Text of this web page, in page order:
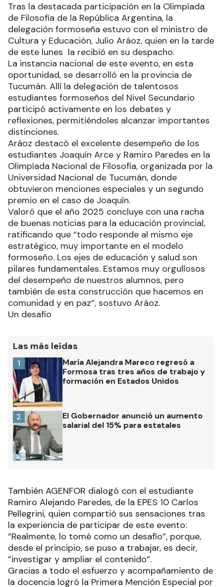
Tras la destacada participación en la Olimpíada
de Filosofía de la República Argentina, la
delegación formoseña estuvo con el ministro de
Cultura y Educación, Julio Aráoz, quien en la tarde
de este lunes la recibió en su despacho.
La instancia nacional de este evento, en esta
oportunidad, se desarrolló en la provincia de
Tucumán. Allí la delegación de talentosos
estudiantes formoseños del Nivel Secundario
participó activamente en los debates y
reflexiones, permitiéndoles alcanzar importantes
distinciones.
Aráoz destacó el excelente desempeño de los
estudiantes Joaquín Arce y Ramiro Paredes en la
Olimpíada Nacional de Filosofía, organizada por la
Universidad Nacional de Tucumán, donde
obtuvieron menciones especiales y un segundo
premio en el caso de Joaquín.
Valoró que el año 2025 concluye con una racha
de buenas noticias para la educación provincial,
ratificando que “todo responde al mismo eje
estratégico, muy importante en el modelo
formoseño. Los ejes de educación y salud son
pilares fundamentales. Estamos muy orgullosos
del desempeño de nuestros alumnos, pero
también de esta construcción que hacemos en
comunidad y en paz”, sostuvo Aráoz.
Un desafío
Las más leídas
María Alejandra Mareco regresó a
Formosa tras tres años de trabajo y
formación en Estados Unidos
1
El Gobernador anunció un aumento
salarial del 15% para estatales
2
También AGENFOR dialogó con el estudiante
Ramiro Alejando Paredes, de la EPES 10 Carlos
Pellegrini, quien compartió sus sensaciones tras
la experiencia de participar de este evento:
“Realmente, lo tomé como un desafío”, porque,
desde el principio, se puso a trabajar, es decir,
“investigar y ampliar el contenido”.
Gracias a todo el esfuerzo y acompañamiento de
la docencia logró la Primera Mención Especial por